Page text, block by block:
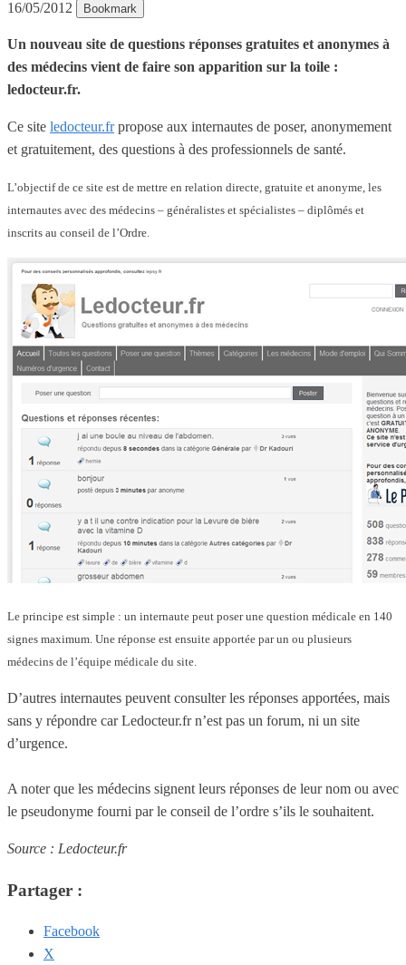
16/05/2012 Bookmark
Un nouveau site de questions réponses gratuites et anonymes à
des médecins vient de faire son apparition sur la toile :
ledocteur.fr.
Ce site ledocteur.frpropose aux internautes de poser, anonymement
et gratuitement, des questions à des professionnels de santé.
L’objectif de ce site est de mettre en relation directe, gratuite et anonyme, les
internautes avec des médecins – généralistes et spécialistes – diplômés et
inscrits au conseil de l’Ordre.
Le principe est simple : un internaute peut poser une question médicale en 140
signes maximum. Une réponse est ensuite apportée par un ou plusieurs
médecins de l’équipe médicale du site.
D’autres internautes peuvent consulter les réponses apportées, mais
sans y répondre car Ledocteur.fr n’est pas un forum, ni un site
d’urgence.
A noter que les médecins signent leurs réponses de leur nom ou avec
le pseudonyme fourni par le conseil de l’ordre s’ils le souhaitent.
Source : Ledocteur.fr
Partager :
Facebook
X